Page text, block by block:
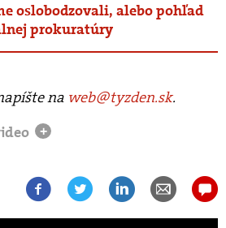
oslobodzovali, alebo pohľad
prokuratúry
na web@tyzden.sk.
+